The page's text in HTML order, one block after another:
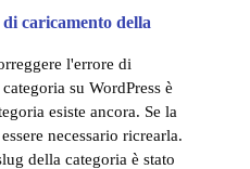
caricamento della
l'errore di
su WordPress è
esiste ancora. Se la
necessario ricrearla.
della categoria è stato